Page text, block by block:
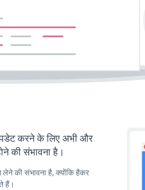
करने के लिए अभी और
की संभावना है।
की संभावना है, क्योंकि हैकर
हैं।